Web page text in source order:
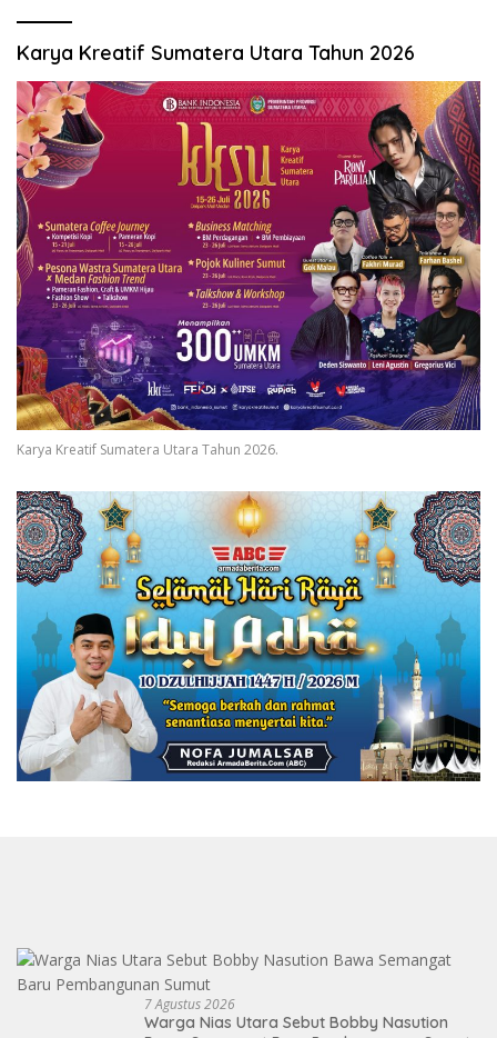
Karya Kreatif Sumatera Utara Tahun 2026
Karya Kreatif Sumatera Utara Tahun 2026.
7 Agustus 2026
Warga Nias Utara Sebut Bobby Nasution